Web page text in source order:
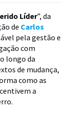
Líder”, da
de Carlos
pela gestão e
com
longo da
de mudança,
como as
a